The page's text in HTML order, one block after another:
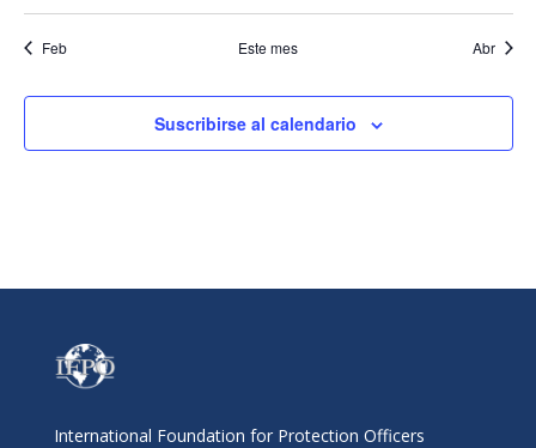
Feb Este mes Abr
Suscribirse al calendario
International Foundation for Protection Officers